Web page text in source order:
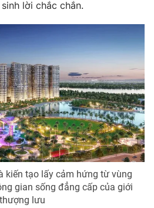
lời chắc chắn.
kiến tạo lấy cảm hứng từ vùng
gian sống đẳng cấp của giới
thượng lưu